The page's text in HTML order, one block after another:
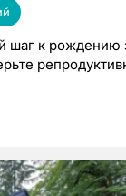
шаг к рождению